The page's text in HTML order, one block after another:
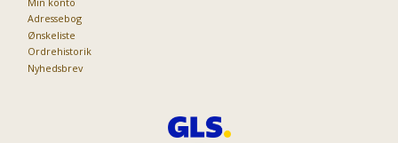
Adressebog
Ønskeliste
Ordrehistorik
Nyhedsbrev